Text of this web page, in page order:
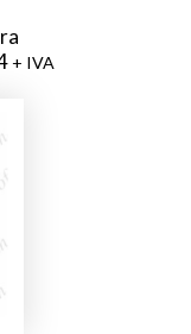
+ IVA